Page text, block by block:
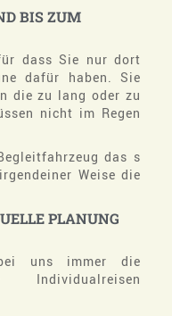
BISZUM
dass Sie nur dort
dafür haben. Sie
die zu lang oder zu
nicht im Regen
das s
Weise die
PLANUNG
uns immer die
Individualreisen